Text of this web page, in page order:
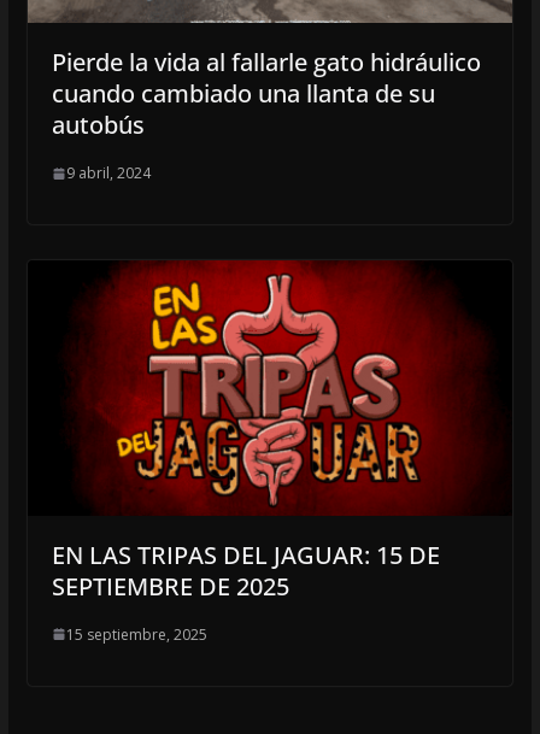
Pierde la vida al fallarle gato hidráulico
cuando cambiado una llanta de su
autobús
9 abril, 2024
EN LAS TRIPAS DEL JAGUAR: 15 DE
SEPTIEMBRE DE 2025
15 septiembre, 2025